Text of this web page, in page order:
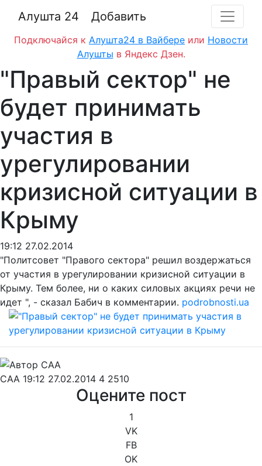
Алушта 24 Добавить
Подключайся к Алушта24 в Вайбере или Новости
Алушты в Яндекс Дзен.
"Правый сектор" не
будет принимать
участия в
урегулировании
кризисной ситуации в
Крыму
19:12 27.02.2014
"Политсовет "Правого сектора" решил воздержаться
от участия в урегулировании кризисной ситуации в
Крыму. Тем более, ни о каких силовых акциях речи не
идет ", - сказал Бабич в комментарии. podrobnosti.ua
CAA 19:12 27.02.2014 4 2510
Оцените пост
1
VK
FB
OK